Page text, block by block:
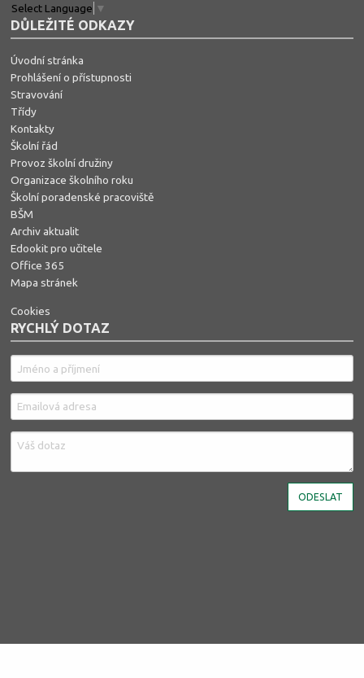
Select Language ▼
DŮLEŽITÉ ODKAZY
Úvodní stránka
Prohlášení o přístupnosti
Stravování
Třídy
Kontakty
Školní řád
Provoz školní družiny
Organizace školního roku
Školní poradenské pracoviště
BŠM
Archiv aktualit
Edookit pro učitele
Office 365
Mapa stránek
Cookies
RYCHLÝ DOTAZ